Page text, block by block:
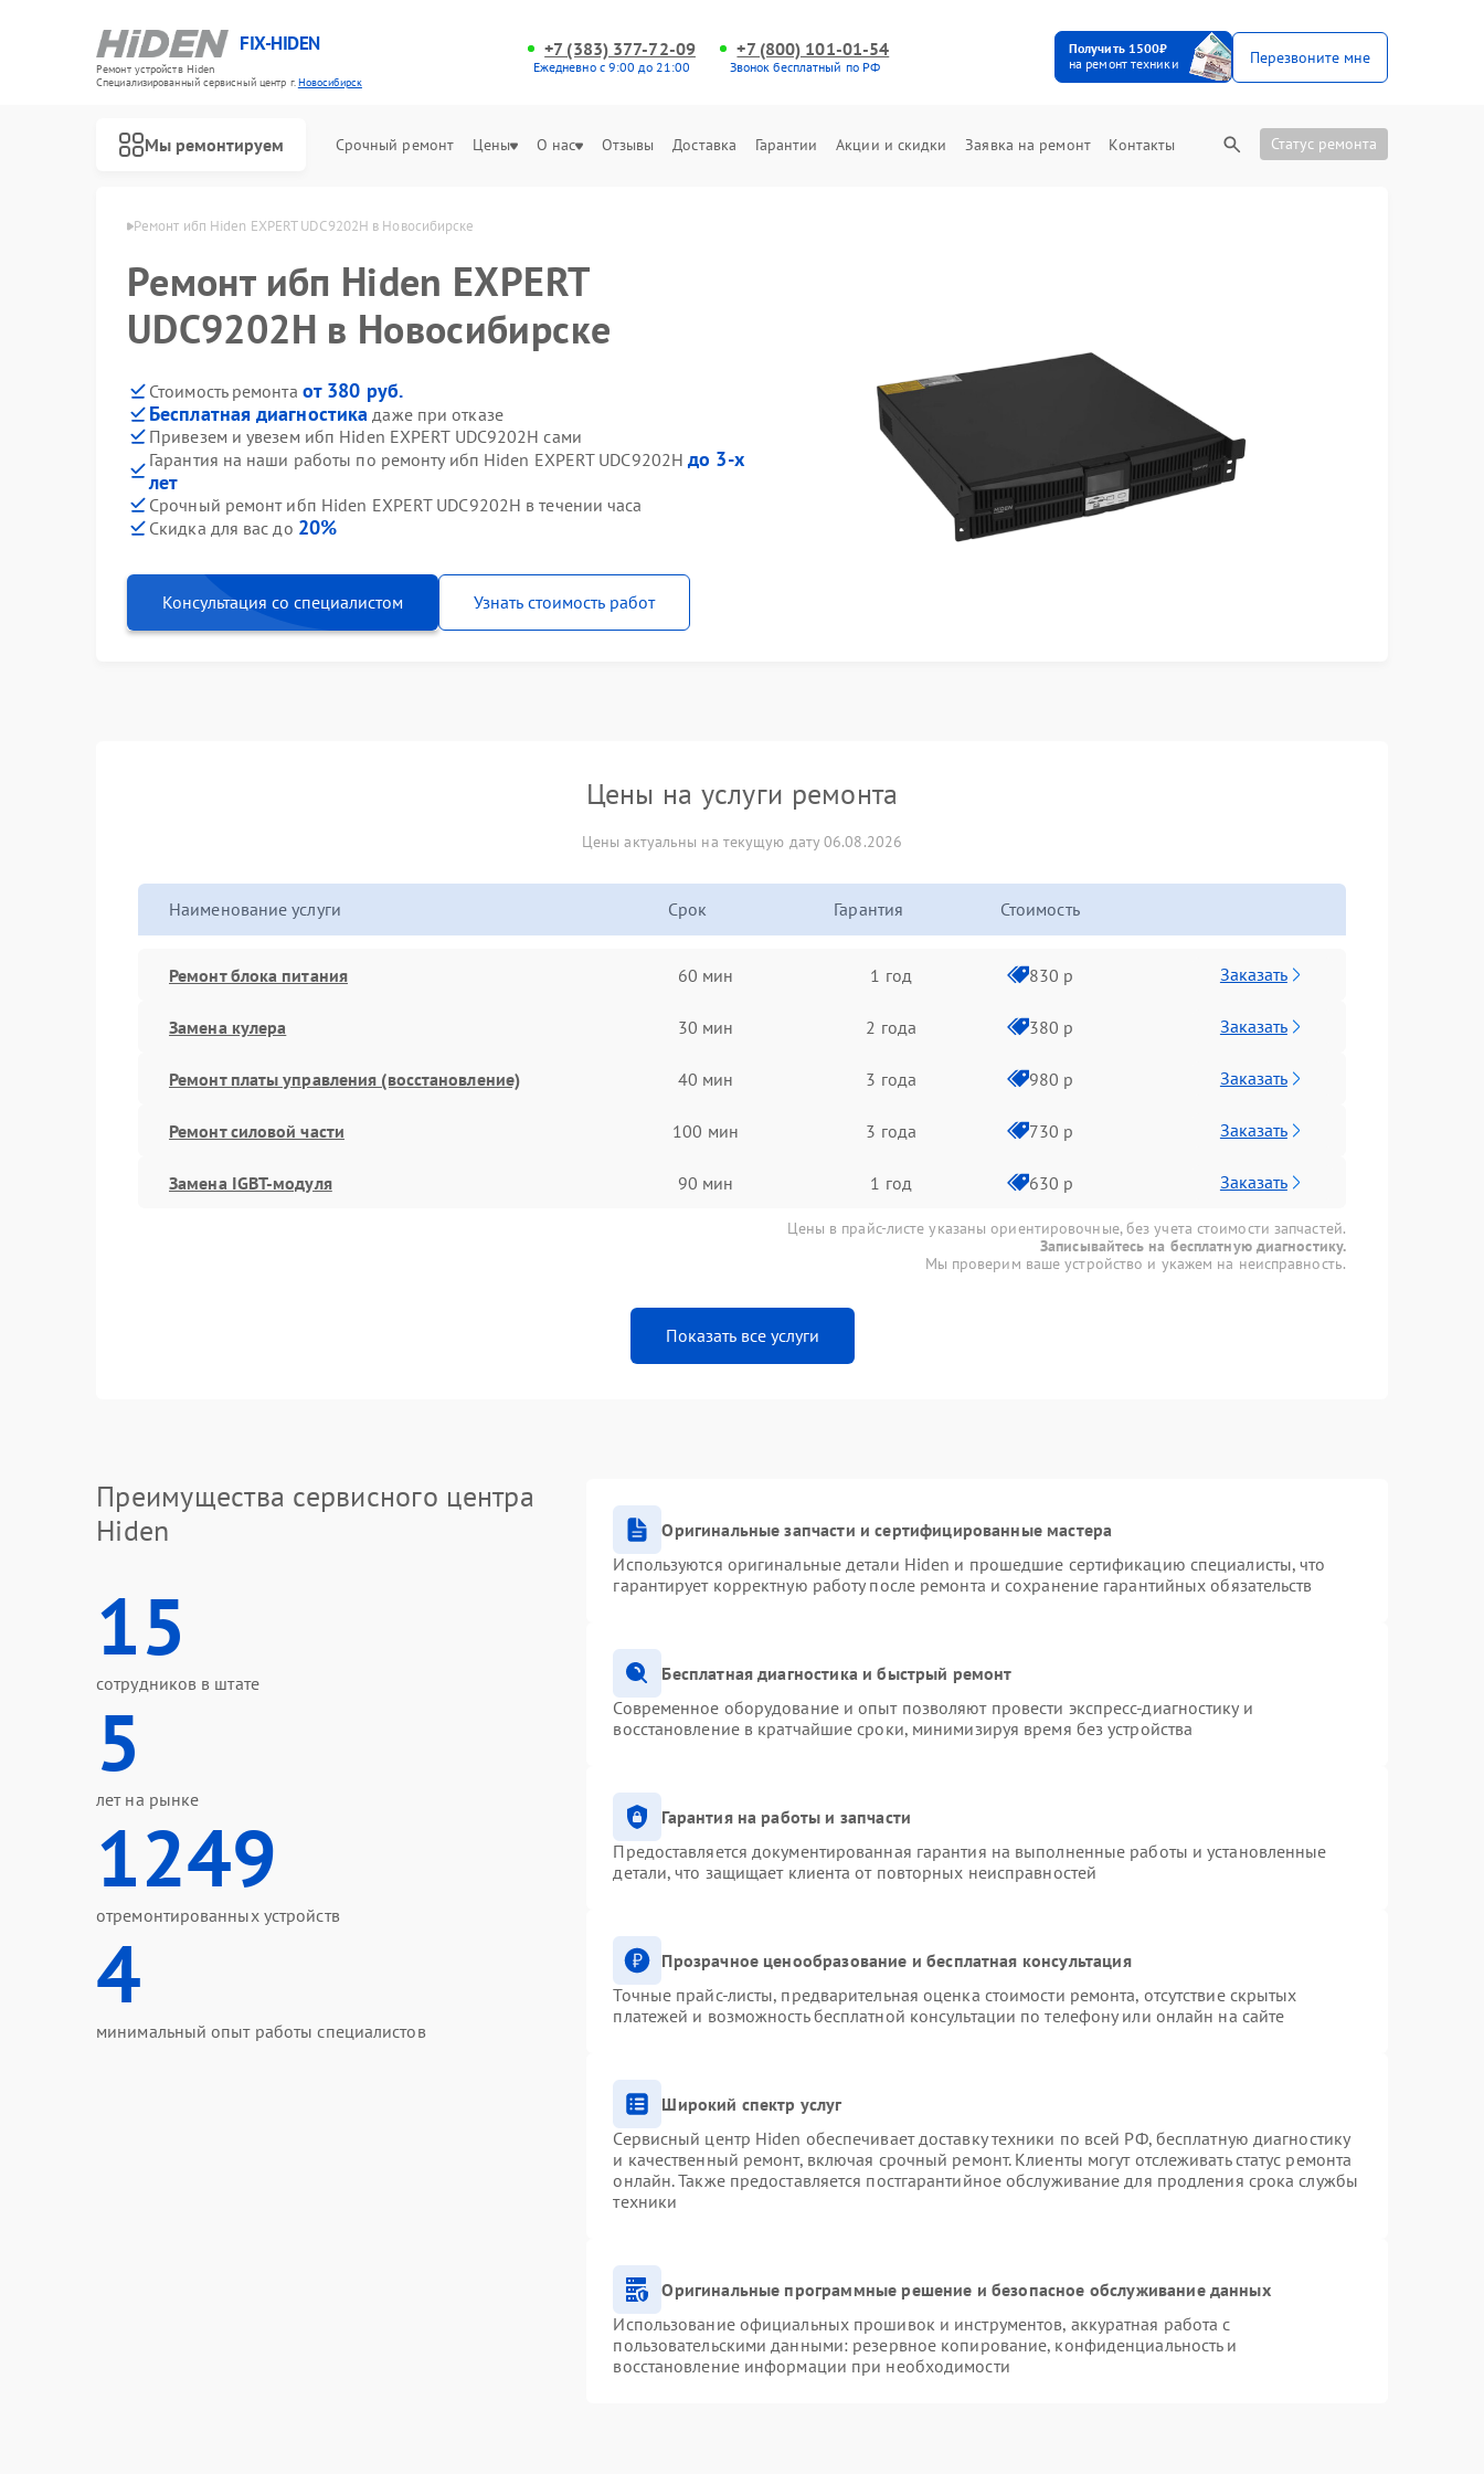
FIX-HIDEN
Ремонт устройств Hiden
Специализированный cервисный центр г.Новосибирск
+7 (383) 377-72-09
Ежедневно с 9:00 до 21:00
+7 (800) 101-01-54
Звонок бесплатный по РФ
Получить 1500₽
на ремонт техники
Перезвоните мне
Мы ремонтируем Срочный ремонт Цены О нас Отзывы Доставка Гарантии Акции и скидки Заявка на ремонт Контакты Статус ремонта
Ремонт ибп Hiden EXPERT UDC9202H в Новосибирске
Ремонт ибп Hiden EXPERT
UDC9202H в Новосибирске
Стоимость ремонта от 380 руб.
Бесплатная диагностика даже при отказе
Привезем и увезем ибп Hiden EXPERT UDC9202H сами
Гарантия на наши работы по ремонту ибп Hiden EXPERT UDC9202Hдо 3-х
лет
Срочный ремонт ибп Hiden EXPERT UDC9202H в течении часа
Скидка для вас до 20%
Консультация со специалистом Узнать стоимость работ
Цены на услуги ремонта
Цены актуальны на текущую дату 06.08.2026
Наименование услуги Срок Гарантия Стоимость
Ремонт блока питания 60 мин 1 год 830 р Заказать
Замена кулера 30 мин 2 года 380 р Заказать
Ремонт платы управления (восстановление) 40 мин 3 года 980 р Заказать
Ремонт силовой части 100 мин 3 года 730 р Заказать
Замена IGBT-модуля 90 мин 1 год 630 р Заказать
Цены в прайс-листе указаны ориентировочные, без учета стоимости запчастей.
Записывайтесь на бесплатную диагностику.
Мы проверим ваше устройство и укажем на неисправность.
Показать все услуги
Преимущества сервисного центра
Hiden
15
сотрудников в штате
5
лет на рынке
1249
отремонтированных устройств
4
минимальный опыт работы специалистов
Оригинальные запчасти и сертифицированные мастера
Используются оригинальные детали Hiden и прошедшие сертификацию специалисты, что
гарантирует корректную работу после ремонта и сохранение гарантийных обязательств
Бесплатная диагностика и быстрый ремонт
Современное оборудование и опыт позволяют провести экспресс-диагностику и
восстановление в кратчайшие сроки, минимизируя время без устройства
Гарантия на работы и запчасти
Предоставляется документированная гарантия на выполненные работы и установленные
детали, что защищает клиента от повторных неисправностей
Прозрачное ценообразование и бесплатная консультация
Точные прайс-листы, предварительная оценка стоимости ремонта, отсутствие скрытых
платежей и возможность бесплатной консультации по телефону или онлайн на сайте
Широкий спектр услуг
Сервисный центр Hiden обеспечивает доставку техники по всей РФ, бесплатную диагностику
и качественный ремонт, включая срочный ремонт. Клиенты могут отслеживать статус ремонта
онлайн. Также предоставляется постгарантийное обслуживание для продления срока службы
техники
Оригинальные программные решение и безопасное обслуживание данных
Использование официальных прошивок и инструментов, аккуратная работа с
пользовательскими данными: резервное копирование, конфиденциальность и
восстановление информации при необходимости